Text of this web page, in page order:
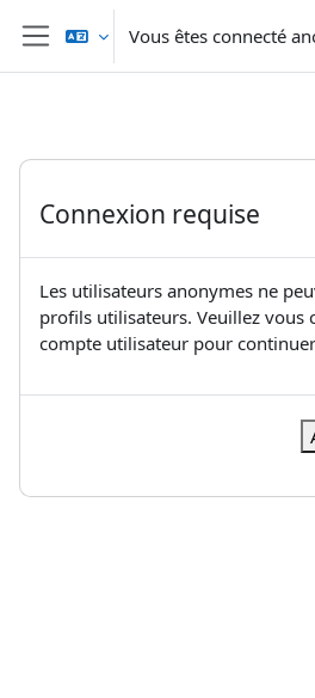
Passer au contenu principal
Panneau latéral
Vous êtes connecté
Connexion requise
Les utilisateurs anonymes ne
profils utilisateurs. Veuillez vous
compte utilisateur pour